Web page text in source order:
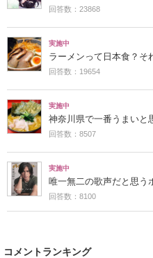
回答数：23868
実施中
ラーメンって日本食？そ
回答数：19654
実施中
神奈川県で一番うまいと
回答数：8507
実施中
唯一無二の歌声だと思う
回答数：8100
コメントランキング